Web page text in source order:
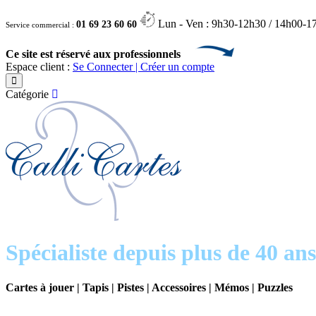
Service commercial : 01 69 23 60 60 Lun - Ven : 9h30-12h30 / 14h00-
Ce site est réservé aux professionnels
Espace client : Se Connecter | Créer un compte
Catégorie
Spécialiste depuis plus de 40 ans
Cartes à jouer | Tapis | Pistes | Accessoires | Mémos | Puzzles